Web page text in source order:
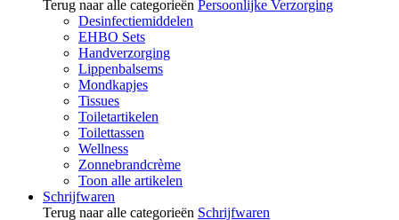
Terug naar alle categorieën Persoonlijke Verzorging
Desinfectiemiddelen
EHBO Sets
Handverzorging
Lippenbalsems
Mondkapjes
Tissues
Toiletartikelen
Toilettassen
Wellness
Zonnebrandcrème
Toon alle artikelen
Schrijfwaren
Terug naar alle categorieën Schrijfwaren